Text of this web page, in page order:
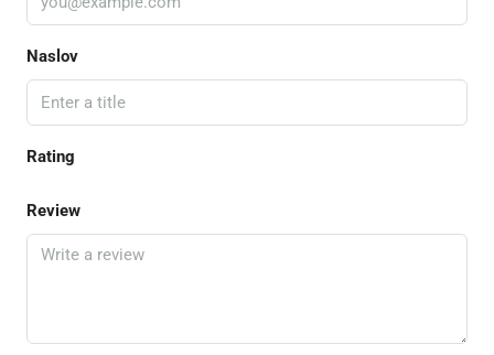
Naslov
Rating
Review